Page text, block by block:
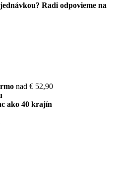
Radi odpovieme na
nad € 52,90
ako 40 krajín